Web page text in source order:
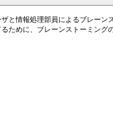
と情報処理部員によるブレー
ために、ブレーンストーミン